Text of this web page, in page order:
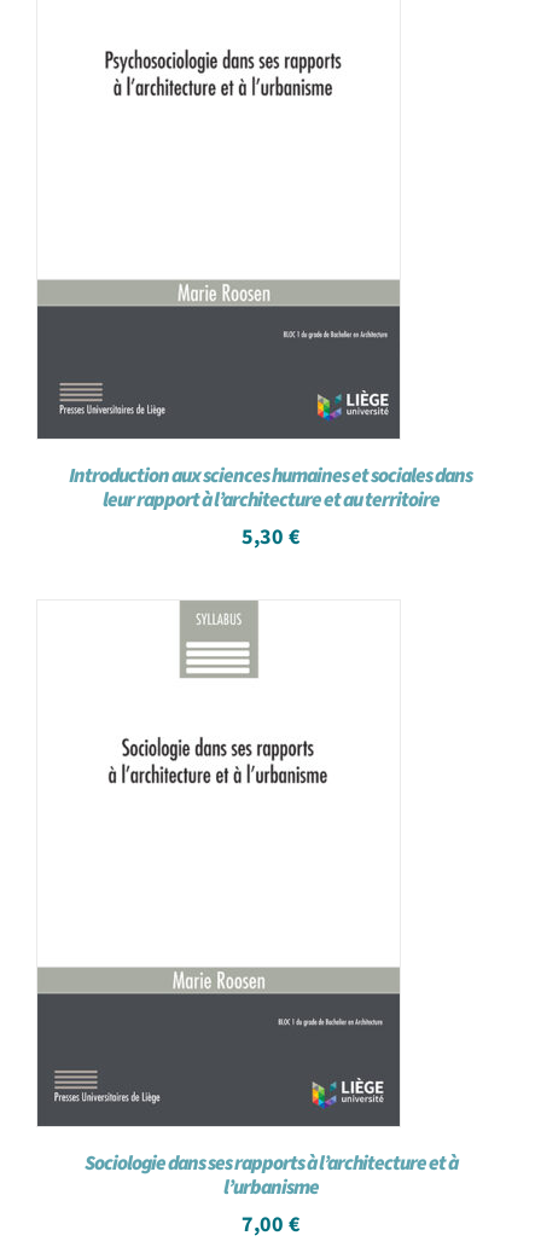
Introduction aux sciences humaines et sociales dans
leur rapport à l’architecture et au territoire
5,30 €
Sociologie dans ses rapports à l’architecture et à
l’urbanisme
7,00 €